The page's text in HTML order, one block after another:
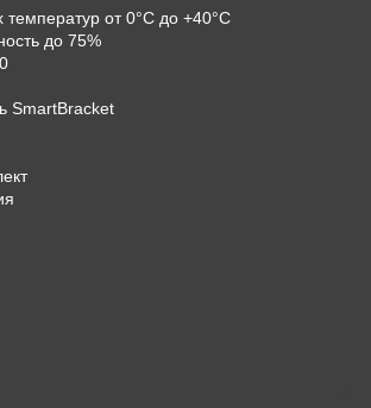
температур от 0°C до +40°C
до 75%
SmartBracket